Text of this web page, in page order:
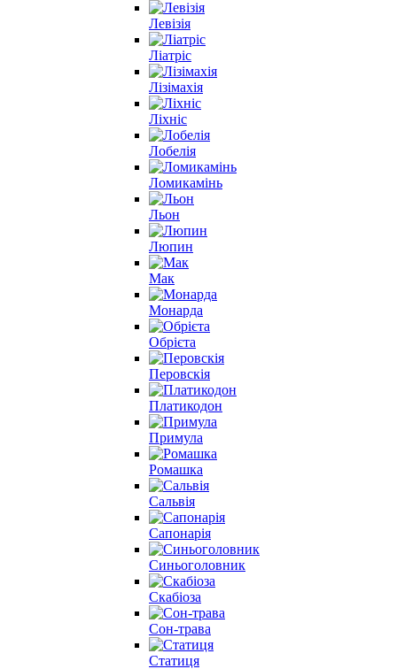
Левізія
Ліатріс
Лізімахія
Ліхніс
Лобелія
Ломикамінь
Льон
Люпин
Мак
Монарда
Обрієта
Перовскія
Платикодон
Примула
Ромашка
Сальвія
Сапонарія
Синьоголовник
Скабіоза
Сон-трава
Статиця